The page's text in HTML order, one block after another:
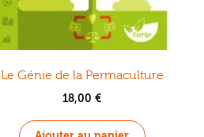
Le Génie de la Permaculture
18,00 €